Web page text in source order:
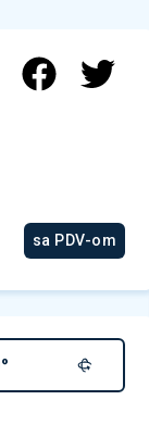
sa PDV-om